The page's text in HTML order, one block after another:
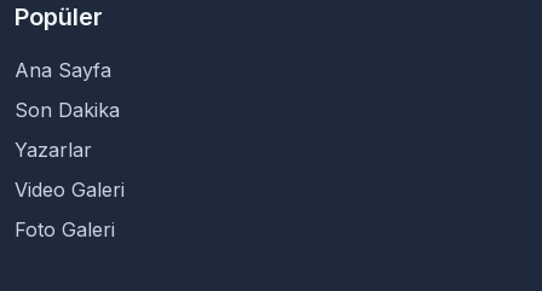
Popüler
Ana Sayfa
Son Dakika
Yazarlar
Video Galeri
Foto Galeri